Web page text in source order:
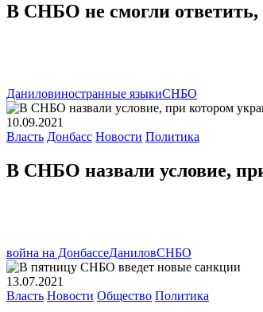
В СНБО не смогли
Даниловиностранные языкиСНБО
10.09.2021
Власть Донбасс Новости Политика
В СНБО назвали условие,
война на ДонбассеДаниловСНБО
13.07.2021
Власть Новости Общество Политика